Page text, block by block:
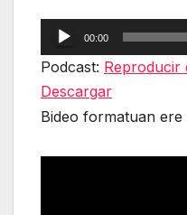
Reproductor
de
00:00
Podcast: Reproducir
Descargar
Bideo formatuan ere